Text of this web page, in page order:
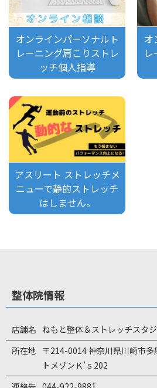
オンラインパーソナルト
レーニング肩こりストレ
ッチ個人指導
オ
アスリート ストレッチメ
ニューで静的ストレッチ
はしません。
整体院情報
店舗名 ねもと整体＆ストレッチスタ
所在地
〒214-0014 神奈川県川崎市
トメゾンＫ’ｓ202